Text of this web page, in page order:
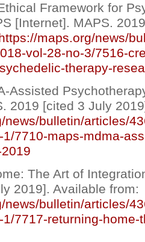
Framework for
[Internet]. MAPS.
maps.org/news/
vol-28-no-3/7516-
therapy-
Assisted
2019 [cited 3 July
news/bulletin/articles/
7710-maps-mdma-
The Art of
2019]. Available from:
news/bulletin/articles/
7717-returning-home-